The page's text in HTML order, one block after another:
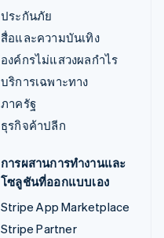
ประกันภัย
สื่อและความบันเทิง
องค์กรไม่แสวงผลกำไร
บริการเฉพาะทาง
ภาครัฐ
ธุรกิจค้าปลีก
การผสานการทำงานและ
โซลูชันที่ออกแบบเอง
Stripe App Marketplace
Stripe Partner